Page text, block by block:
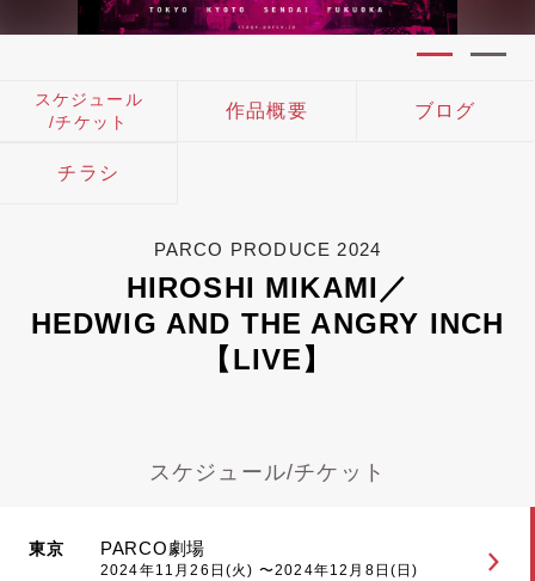
スケジュール
/チケット
作品概要 ブログ
チラシ
PARCO PRODUCE 2024
HIROSHI MIKAMI／
HEDWIG AND THE ANGRY INCH
【LIVE】
スケジュール/チケット
東京 PARCO劇場
2024年11月26日(火) 〜2024年12月8日(日)